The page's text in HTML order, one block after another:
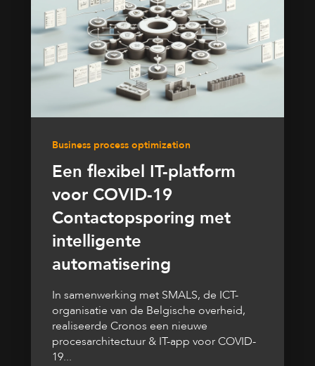
Business process optimization
Een flexibel IT-platform
voor COVID-19
Contactopsporing met
intelligente
automatisering
In samenwerking met SMALS, de ICT-
organisatie van de Belgische overheid,
realiseerde Cronos een nieuwe
procesarchitectuur & IT-app voor COVID-
19...